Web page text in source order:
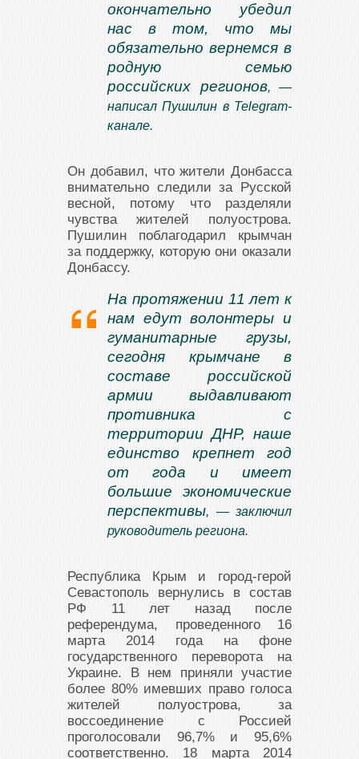
окончательно убедил
нас в том, что мы
обязательно вернемся в
родную семью
российских регионов, —
написал Пушилин в Telegram-
канале.
Он добавил, что жители Донбасса
внимательно следили за Русской
весной, потому что разделяли
чувства жителей полуострова.
Пушилин поблагодарил крымчан
за поддержку, которую они оказали
Донбассу.
На протяжении 11 лет к
нам едут волонтеры и
гуманитарные грузы,
сегодня крымчане в
составе российской
армии выдавливают
противника с
территории ДНР, наше
единство крепнет год
от года и имеет
большие экономические
перспективы, — заключил
руководитель региона.
Республика Крым и город-герой
Севастополь вернулись в состав
РФ 11 лет назад после
референдума, проведенного 16
марта 2014 года на фоне
государственного переворота на
Украине. В нем приняли участие
более 80% имевших право голоса
жителей полуострова, за
воссоединение с Россией
проголосовали 96,7% и 95,6%
соответственно. 18 марта 2014